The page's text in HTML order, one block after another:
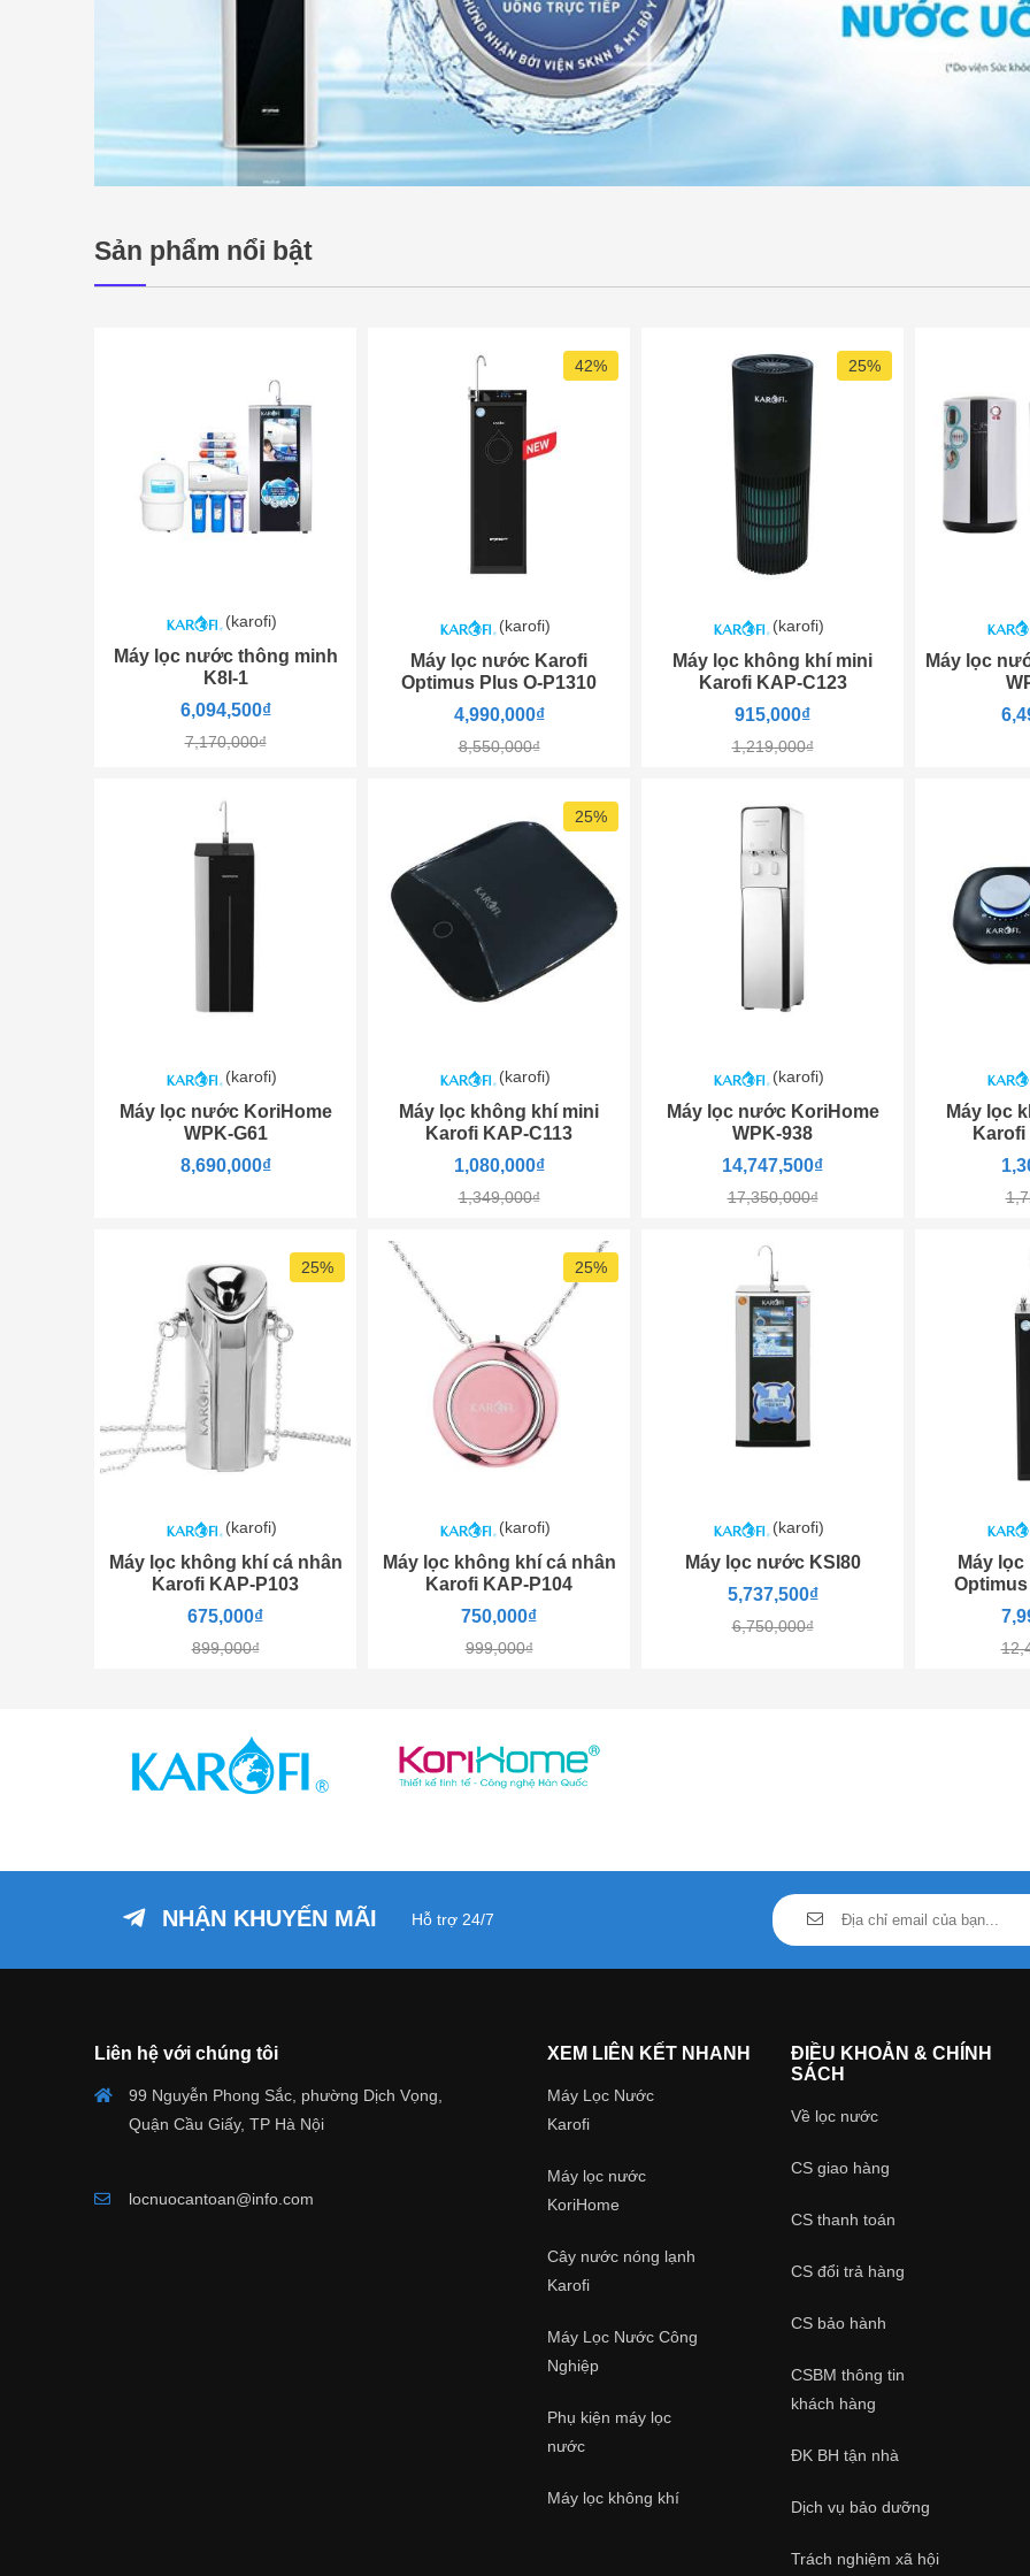
Sản phẩm nổi bật
(karofi)
Máy lọc nước thông minh
K8I-1
6,094,500₫
7,170,000₫
42%
(karofi)
Máy lọc nước Karofi
Optimus Plus O-P1310
4,990,000₫
8,550,000₫
25%
(karofi)
Máy lọc không khí mini
Karofi KAP-C123
915,000₫
1,219,000₫
Máy lọc
(karofi)
Máy lọc nước KoriHome
WPK-G61
8,690,000₫
25%
(karofi)
Máy lọc không khí mini
Karofi KAP-C113
1,080,000₫
1,349,000₫
(karofi)
Máy lọc nước KoriHome
WPK-938
14,747,500₫
17,350,000₫
Máy lọc
Karofi
25%
(karofi)
Máy lọc không khí cá nhân
Karofi KAP-P103
675,000₫
899,000₫
25%
(karofi)
Máy lọc không khí cá nhân
Karofi KAP-P104
750,000₫
999,000₫
(karofi)
Máy lọc nước KSI80
5,737,500₫
6,750,000₫
Máy
NHẬN KHUYẾN MÃI Hỗ trợ 24/7
Liên hệ với chúng tôi
99 Nguyễn Phong Sắc, phường Dịch Vọng,
Quận Cầu Giấy, TP Hà Nội
locnuocantoan@info.com
XEM LIÊN KẾT NHANH
Máy Lọc Nước
Karofi
Máy lọc nước
KoriHome
Cây nước nóng lạnh
Karofi
Máy Lọc Nước Công
Nghiệp
Phụ kiện máy lọc
nước
Máy lọc không khí
ĐIỀU KHOẢN & CHÍNH
SÁCH
Về lọc nước
CS giao hàng
CS thanh toán
CS đổi trả hàng
CS bảo hành
CSBM thông tin
khách hàng
ĐK BH tận nhà
Dịch vụ bảo dưỡng
Trách nghiệm xã hội